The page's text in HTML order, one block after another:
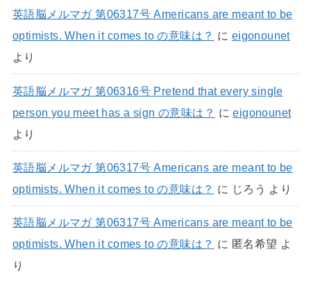
英語脳メルマガ 第06317号 Americans are meant to be
optimists. When it comes to の意味は？ に eigonounet
より
英語脳メルマガ 第06316号 Pretend that every single
person you meet has a sign の意味は？ にeigonounet
より
英語脳メルマガ 第06317号 Americans are meant to be
optimists. When it comes to の意味は？ に じろう より
英語脳メルマガ 第06317号 Americans are meant to be
optimists. When it comes to の意味は？ に 匿名希望 よ
り